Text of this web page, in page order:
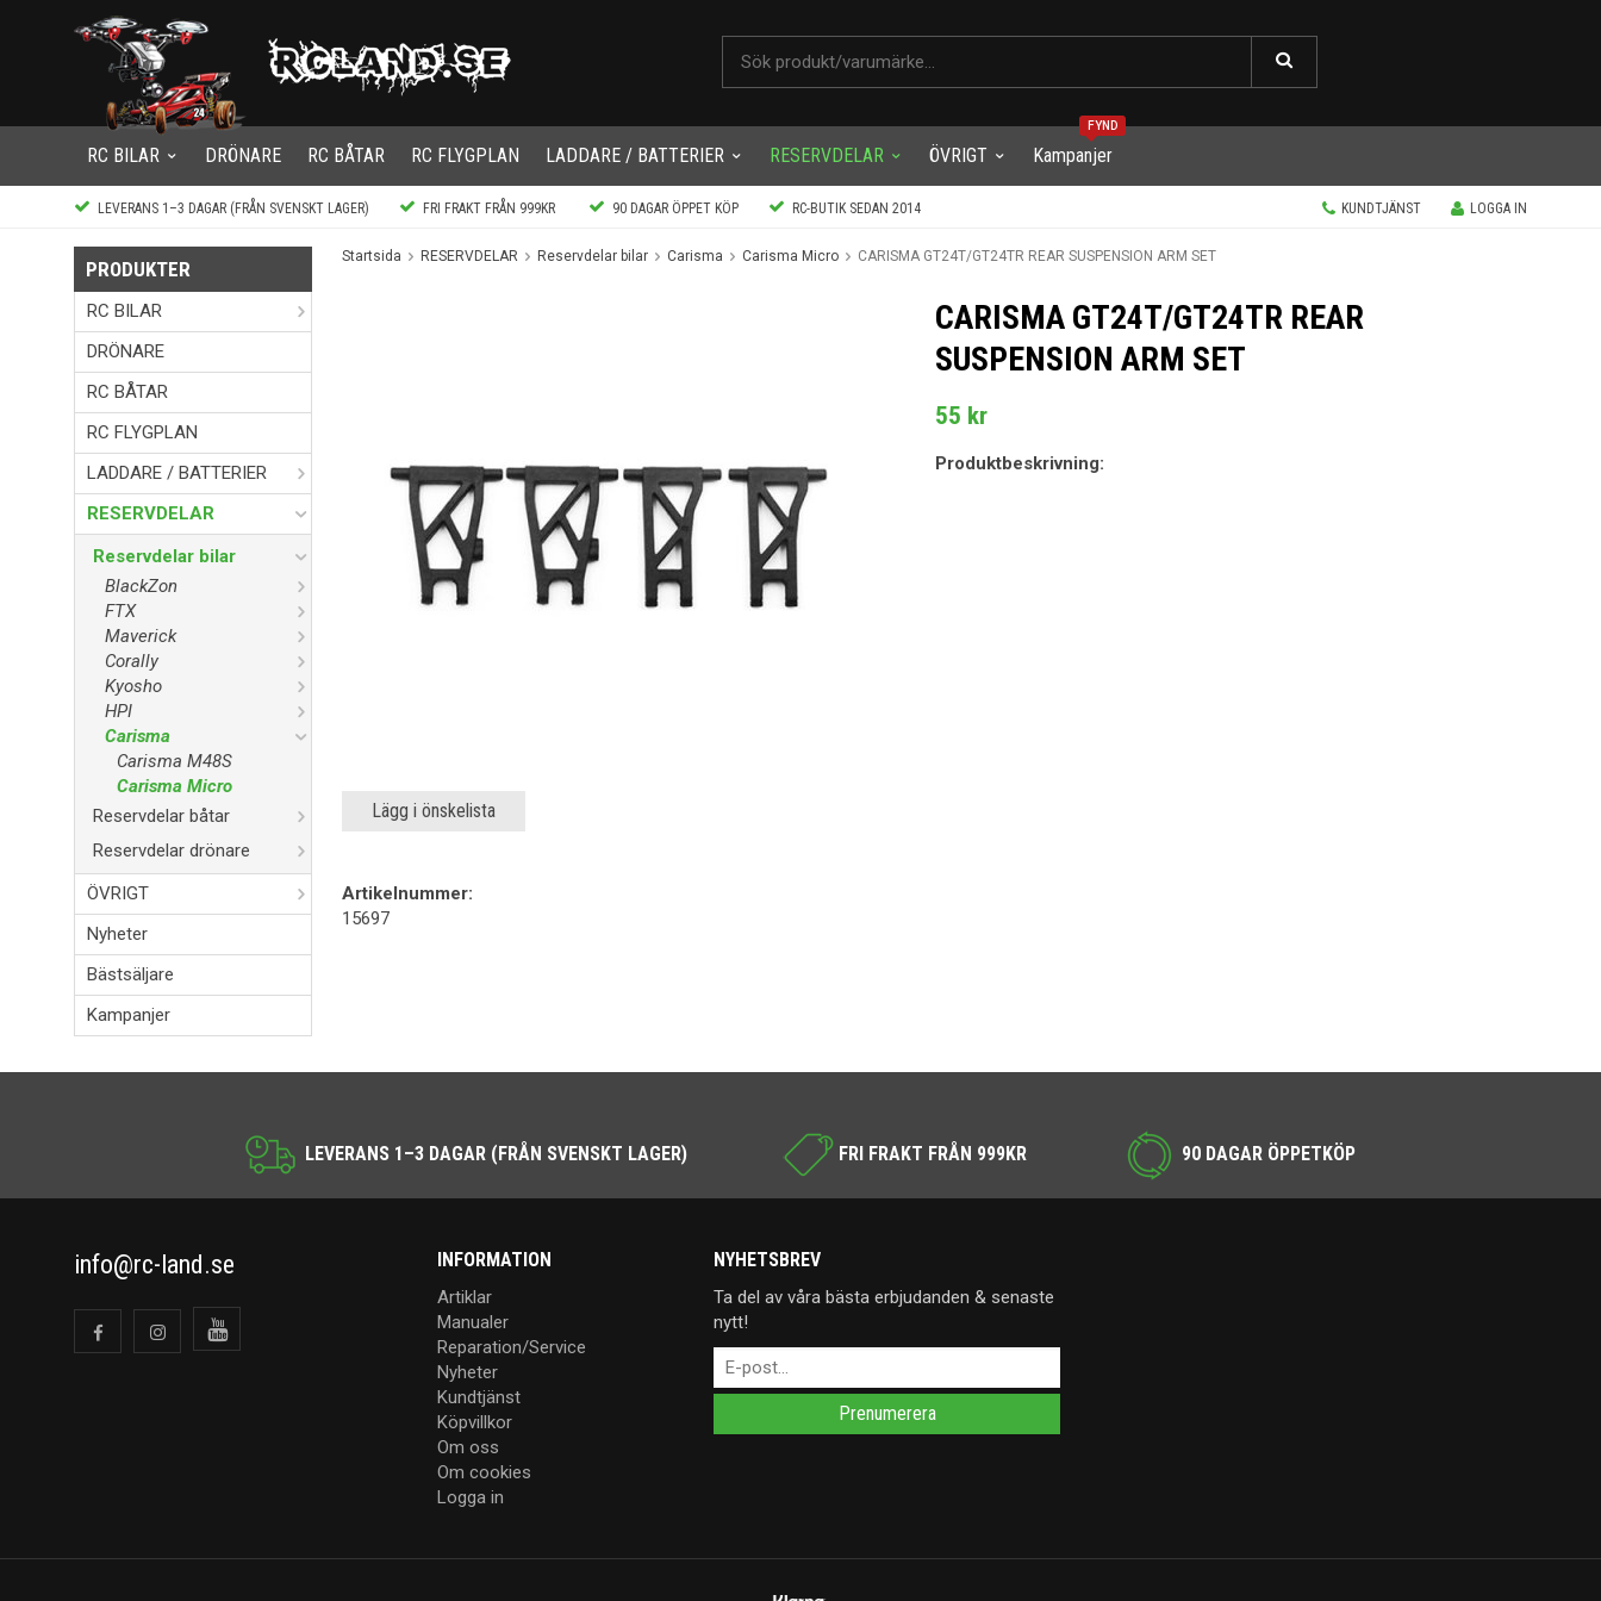
RC BILAR DRÖNARE RC BÅTAR RC FLYGPLAN LADDARE / BATTERIER RESERVDELAR ÖVRIGT
FYND
Kampanjer
LEVERANS 1–3 DAGAR (FRÅN SVENSKT LAGER) FRI FRAKT FRÅN 999KR 90 DAGAR ÖPPET KÖP RC-BUTIK SEDAN 2014 KUNDTJÄNST LOGGA IN
PRODUKTER
RC BILAR
DRÖNARE
RC BÅTAR
RC FLYGPLAN
LADDARE / BATTERIER
RESERVDELAR
Reservdelar bilar
BlackZon
FTX
Maverick
Corally
Kyosho
HPI
Carisma
Carisma M48S
Carisma Micro
Reservdelar båtar
Reservdelar drönare
ÖVRIGT
Nyheter
Bästsäljare
Kampanjer
Startsida RESERVDELAR Reservdelar bilar Carisma Carisma Micro CARISMA GT24T/GT24TR REAR SUSPENSION ARM SET
CARISMA GT24T/GT24TR REAR
SUSPENSION ARM SET
55 kr
Produktbeskrivning:
Lägg i önskelista
Artikelnummer:
15697
LEVERANS 1–3 DAGAR (FRÅN SVENSKT LAGER) FRI FRAKT FRÅN 999KR 90 DAGAR ÖPPETKÖP
info@rc-land.se INFORMATION
Artiklar
Manualer
Reparation/Service
Nyheter
Kundtjänst
Köpvillkor
Om oss
Om cookies
Logga in
NYHETSBREV
Ta del av våra bästa erbjudanden & senaste
nytt!
Prenumerera